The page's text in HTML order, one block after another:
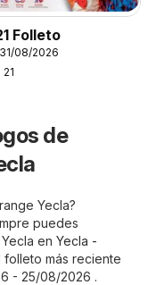
Folleto
08/2026
de
Yecla?
puedes
en Yecla -
más reciente
- 25/08/2026 .